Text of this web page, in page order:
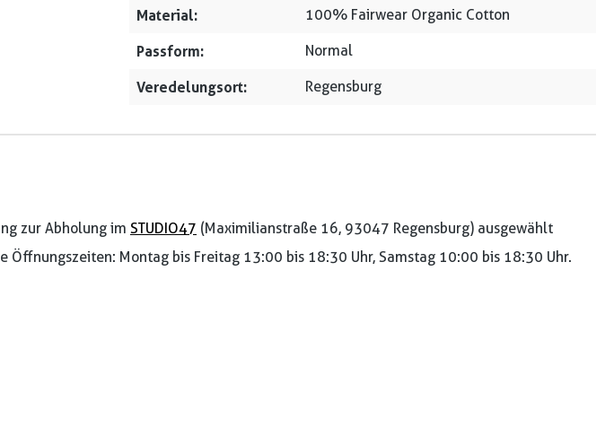
Material: 100% Fairwear Organic Cotton
Passform: Normal
Veredelungsort: Regensburg
zur Abholung im STUDIO47 (Maximilianstraße 16, 93047 Regensburg) ausgewählt
Montag bis Freitag 13:00 bis 18:30 Uhr, Samstag 10:00 bis 18:30 Uhr.